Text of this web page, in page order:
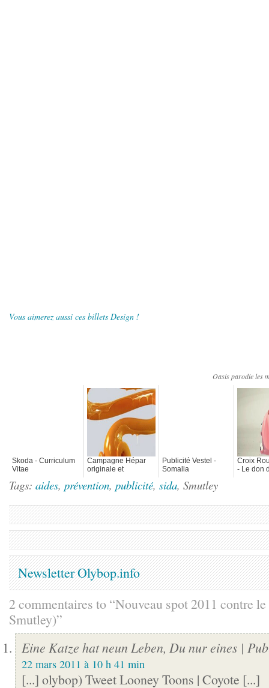
Vous aimerez aussi ces billets Design !
Oasis parodie les
Skoda - Curriculum
Vitae
Campagne Hépar
originale et
Publicité Vestel -
Somalia
Croix
- Le don
Tags: aides, prévention, publicité, sida, Smutley
Newsletter Olybop.info
2 commentaires to “Nouveau spot 2011 contre
Smutley)”
Eine Katze hat neun Leben, Du nur eines |
22 mars 2011 à 10 h 41 min
[...] olybop) Tweet Looney Toons | Coyote [...]